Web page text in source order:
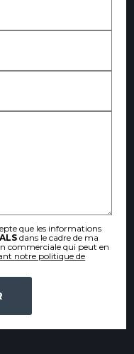
que les informations
dans le cadre de ma
commerciale qui peut en
notre politique de